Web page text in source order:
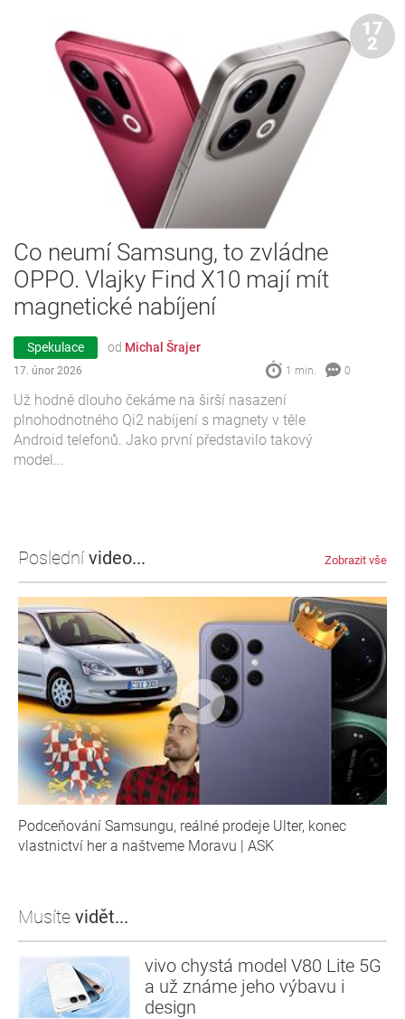
Co neumí Samsung, to zvládne
OPPO. Vlajky Find X10 mají mít
magnetické nabíjení
Spekulace od Michal Šrajer
17. únor 2026 1 min. 0
Už hodně dlouho čekáme na širší nasazení
plnohodnotného Qi2 nabíjení s magnety v těle
Android telefonů. Jako první představilo takový
model...
17
2
Poslední video... Zobrazit vše
Podceňování Samsungu, reálné prodeje Ulter, konec
vlastnictví her a naštveme Moravu | ASK
Musíte vidět...
vivo chystá model V80 Lite 5G
a už známe jeho výbavu i
design